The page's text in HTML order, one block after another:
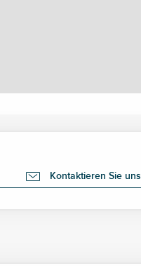
Kontaktieren Sie uns